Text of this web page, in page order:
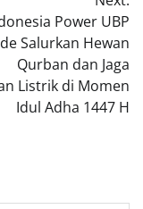
Power UBP
Salurkan Hewan
Qurban dan Jaga
Listrik di Momen
Idul Adha 1447 H